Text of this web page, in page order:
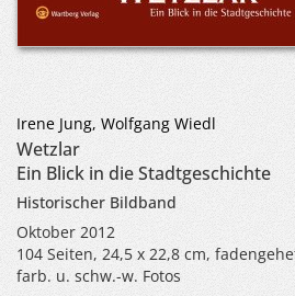
Irene Jung, Wolfgang Wiedl
Wetzlar
Ein Blick in die Stadtgeschichte
Historischer Bildband
Oktober 2012
104 Seiten, 24,5 x 22,8 cm,
farb. u. schw.-w. Fotos